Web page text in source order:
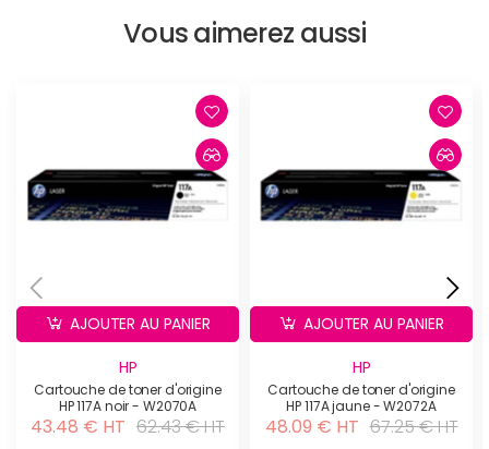
Vous aimerez aussi
HP
Cartouche de toner d'origine
HP 117A noir - W2070A
43.48 € HT 62.43 € HT
AJOUTER AU PANIER
HP
Cartouche de toner d'origine
HP 117A jaune - W2072A
48.09 € HT 67.25 € HT
AJOUTER AU PANIER